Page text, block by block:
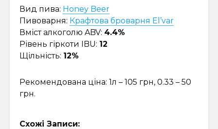
Вид пива: Honey Beer
Пивоварня: Крафтова броварня El’var
Вміст алкоголю ABV: 4.4%
Рівень гіркоти IBU: 12
Щільність: 12%
Рекомендована ціна: 1л – 105 грн, 0.33 – 50
грн.
Схожі Записи: